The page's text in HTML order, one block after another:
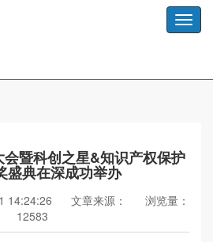
Toggle
暨科创之星&知识产权保护
盛典在深成功举办
14:24:26 文章来源：
浏览量：
12583